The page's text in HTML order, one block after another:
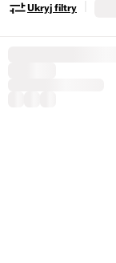
Ukryj filtry